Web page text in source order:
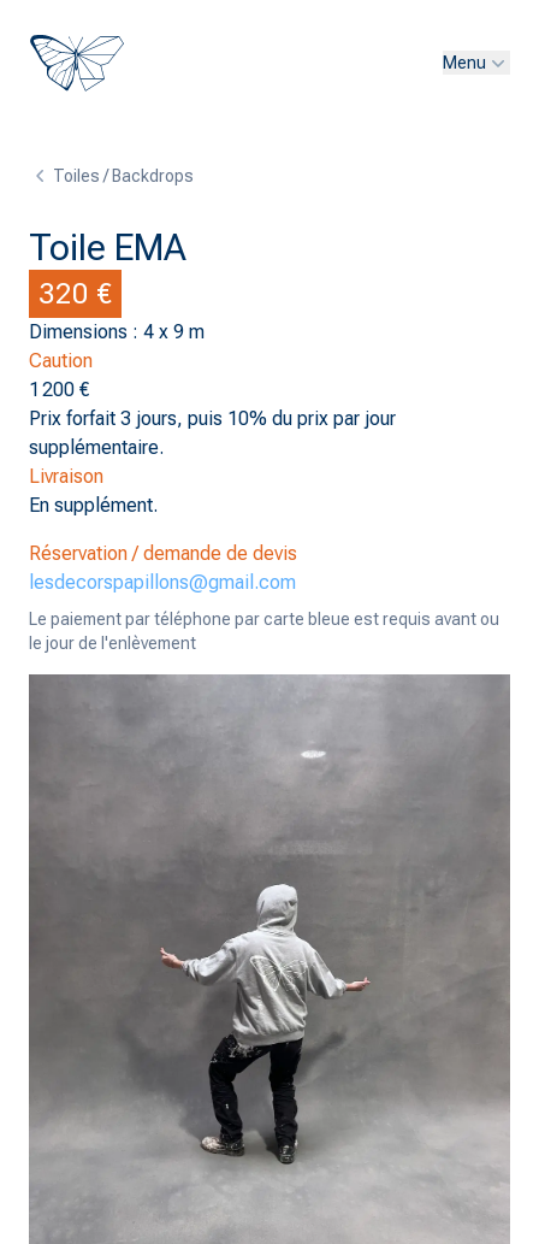
Menu
Toiles / Backdrops
Toile EMA
320 €
Dimensions : 4 x 9 m
Caution
1 200 €
Prix forfait 3 jours, puis 10% du prix par jour
supplémentaire.
Livraison
En supplément.
Réservation / demande de devis
lesdecorspapillons@gmail.com
Le paiement par téléphone par carte bleue est requis avant ou
le jour de l'enlèvement